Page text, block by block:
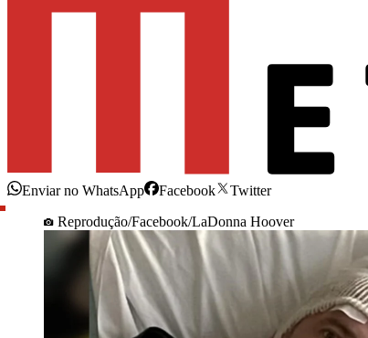
Enviar no WhatsApp Facebook
Twitter
Reprodução/Facebook/LaDonna Hoover